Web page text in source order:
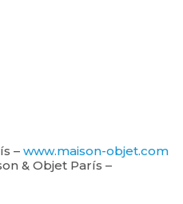
– www.maison-objet.com
& Objet París –